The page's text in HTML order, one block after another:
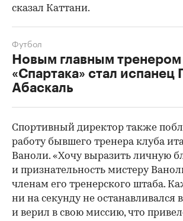
сказал Каттани.
Новым главным тренером
«Спартака» стал испанец
Абаскаль
Футбол
Спортивный директор также
работу бывшего тренера клуба
Ваноли. «Хочу выразить личную
и признательность мистеру
членам его тренерского штаба.
ни на секунду не останавливался
и верил в свою миссию, что